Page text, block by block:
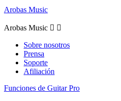
Arobas Music
Arobas Music  
Sobre nosotros
Prensa
Soporte
Afiliación
Funciones de Guitar Pro